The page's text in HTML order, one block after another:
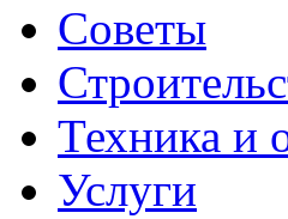
Советы
Техника и
Услуги